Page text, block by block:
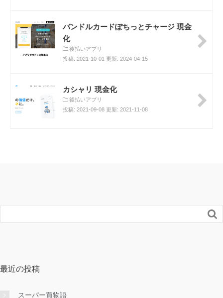
バンドルカードぽちっとチャージ 現金
化
後払いアプリ
投稿: 2021-10-01 更新: 2024-04-15
カシャリ 現金化
後払いアプリ
投稿: 2021-09-08 更新: 2021-11-08

最近の投稿
スーパー買物語